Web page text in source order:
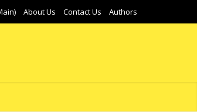
About Us Contact Us Authors